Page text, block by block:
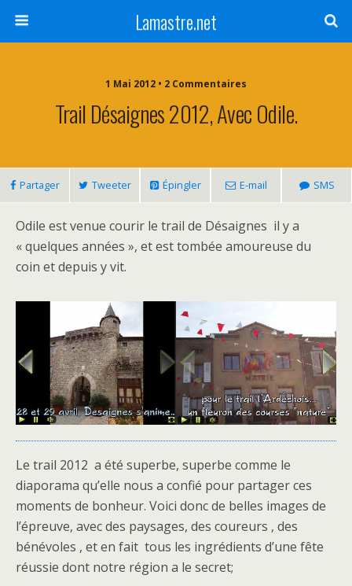
Lamastre.net
1 Mai 2012 • 2 Commentaires
Trail Désaignes 2012, Avec Odile.
Partager Tweeter Épingler E-mail SMS
Odile est venue courir le trail de Désaignes il y a
« quelques années », et est tombée amoureuse du
coin et depuis y vit.
Le trail 2012 a été superbe, superbe comme le
diaporama qu’elle nous a confié pour partager ces
moments de bonheur. Voici donc de belles images de
l’épreuve, avec des paysages, des coureurs , des
bénévoles , et en fait tous les ingrédients d’une fête
réussie dont notre région a le secret;